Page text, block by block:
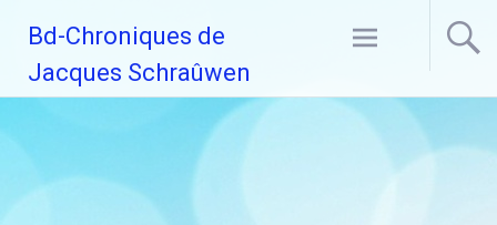
contenu
principal
Bd-Chroniques de
Jacques Schraûwen